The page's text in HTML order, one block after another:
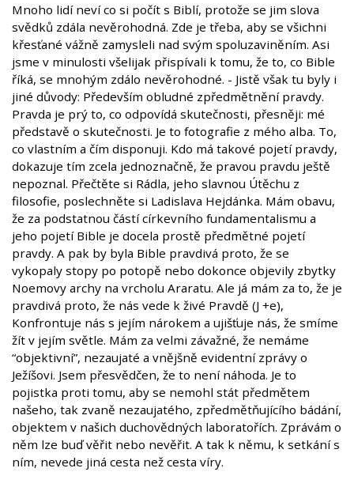
Mnoho lidí neví co si počít s Biblí, protože se jim slova
svědků zdála nevěrohodná. Zde je třeba, aby se všichni
křesťané vážně zamysleli nad svým spoluzaviněním. Asi
jsme v minulosti všelijak přispívali k tomu, že to, co Bible
říká, se mnohým zdálo nevěrohodné. - Jistě však tu byly i
jiné důvody: Především obludné zpředmětnění pravdy.
Pravda je prý to, co odpovídá skutečnosti, přesněji: mé
představě o skutečnosti. Je to fotografie z mého alba. To,
co vlastním a čím disponuji. Kdo má takové pojetí pravdy,
dokazuje tím zcela jednoznačně, že pravou pravdu ještě
nepoznal. Přečtěte si Rádla, jeho slavnou Útěchu z
filosofie, poslechněte si Ladislava Hejdánka. Mám obavu,
že za podstatnou částí církevního fundamentalismu a
jeho pojetí Bible je docela prostě předmětné pojetí
pravdy. A pak by byla Bible pravdivá proto, že se
vykopaly stopy po potopě nebo dokonce objevily zbytky
Noemovy archy na vrcholu Araratu. Ale já mám za to, že je
pravdivá proto, že nás vede k živé Pravdě (J +e),
Konfrontuje nás s jejím nárokem a ujišťuje nás, že smíme
žít v jejím světle. Mám za velmi závažné, že nemáme
“objektivní”, nezaujaté a vnějšně evidentní zprávy o
Ježíšovi. Jsem přesvědčen, že to není náhoda. Je to
pojistka proti tomu, aby se nemohl stát předmětem
našeho, tak zvaně nezaujatého, zpředmětňujícího bádání,
objektem v našich duchovědných laboratořích. Zprávám o
něm lze buď věřit nebo nevěřit. A tak k němu, k setkání s
ním, nevede jiná cesta než cesta víry.